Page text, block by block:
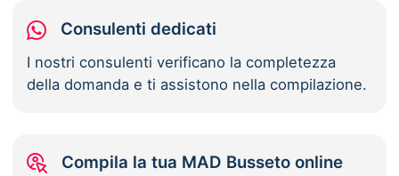
Consulenti dedicati
I nostri consulenti verificano la completezza
della domanda e ti assistono nella compilazione.
Compila la tua MAD Busseto online